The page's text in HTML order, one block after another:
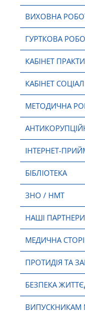
ВИХОВНА
ГУРТКОВА
КАБІНЕТ
КАБІНЕТ
МЕТОДИЧНА
ІНТЕРНЕТ-
БІБЛІОТЕКА
ЗНО / НМТ
НАШІ ПАРТНЕРИ
МЕДИЧНА
ПРОТИДІЯ ТА
БЕЗПЕКА
ВИПУСКНИКАМ